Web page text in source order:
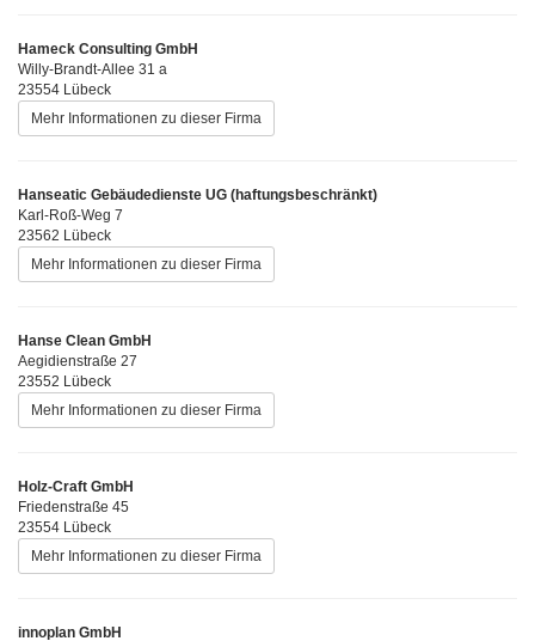
Hameck Consulting GmbH
Willy-Brandt-Allee 31 a
23554 Lübeck
Mehr Informationen zu dieser Firma
Hanseatic Gebäudedienste UG (haftungsbeschränkt)
Karl-Roß-Weg 7
23562 Lübeck
Mehr Informationen zu dieser Firma
Hanse Clean GmbH
Aegidienstraße 27
23552 Lübeck
Mehr Informationen zu dieser Firma
Holz-Craft GmbH
Friedenstraße 45
23554 Lübeck
Mehr Informationen zu dieser Firma
innoplan GmbH